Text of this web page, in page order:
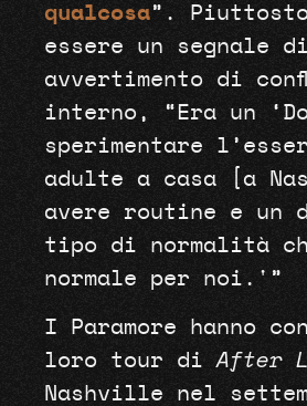
qualcosa”.
essere un segnale di
avvertimento di
interno, “Era un
sperimentare
adulte a casa [a
avere routine e un
tipo di normalità
normale per noi.'”
I Paramore hanno
loro tour diAfter
Nashville nel